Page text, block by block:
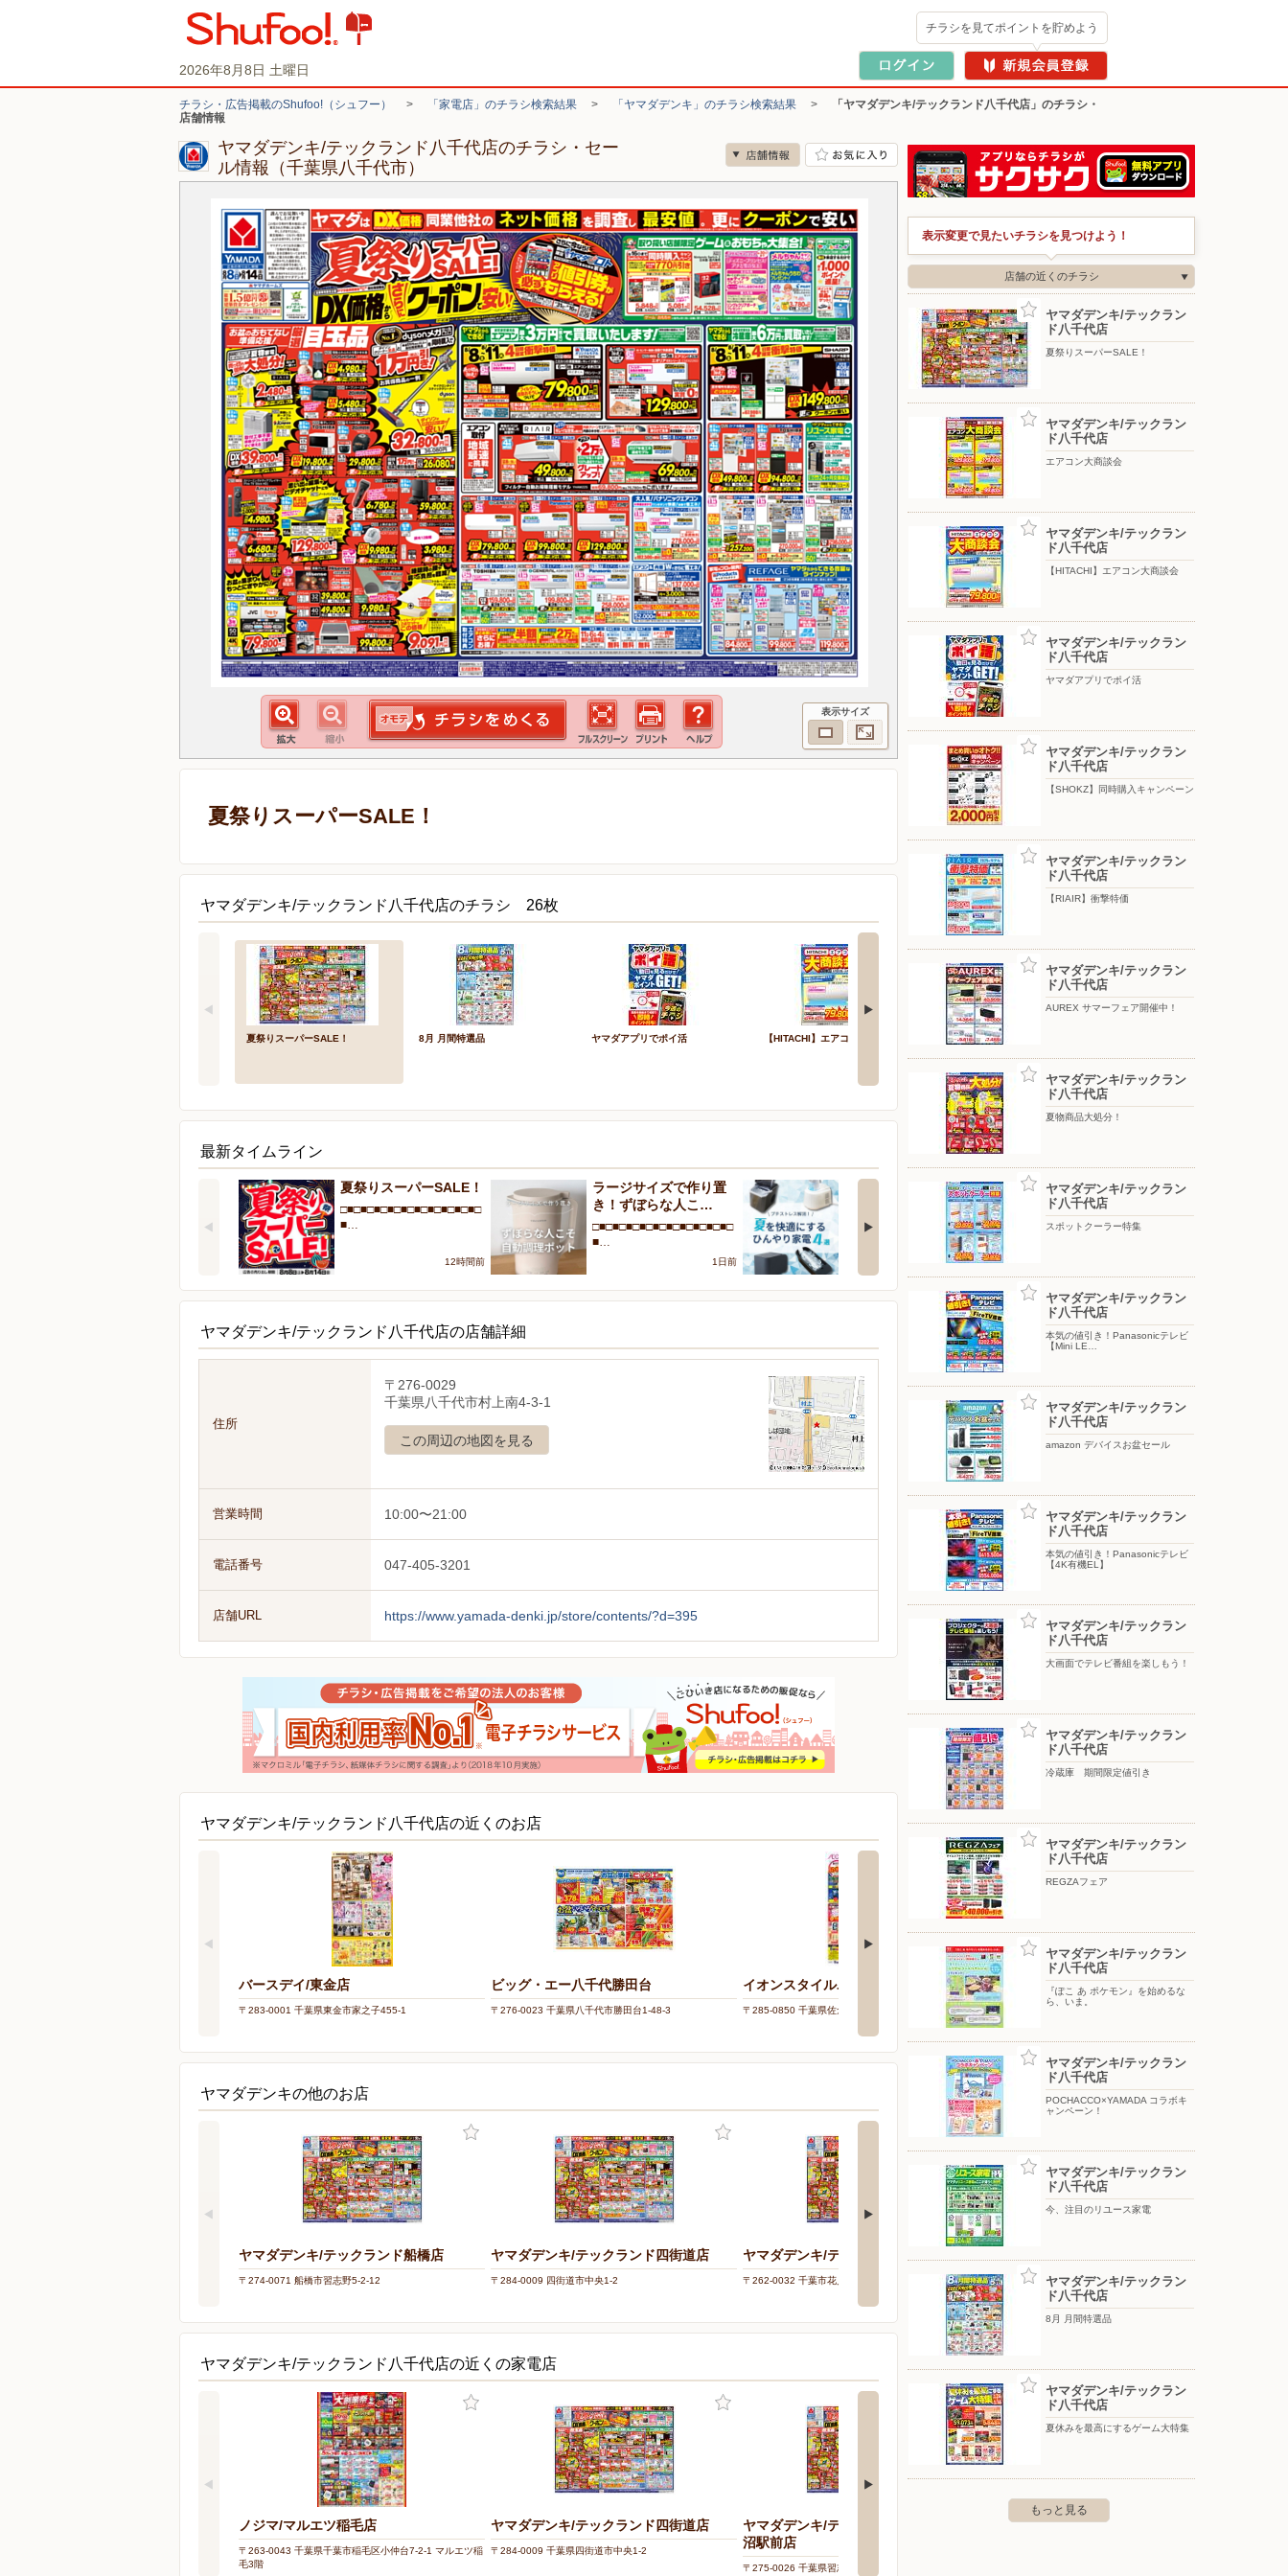
2026年8月8日 土曜日
チラシを見てポイントを貯めよう
チラシ・広告掲載のShufoo!（シュフー） > 「家電店」のチラシ検索結果 > 「ヤマダデンキ」のチラシ検索結果 >
「ヤマダデンキ/テックランド八千代店」のチラシ・
店舗情報
ヤマダデンキ/テックランド八千代店のチラシ・セー
ル情報（千葉県八千代市）
表示サイズ
夏祭りスーパーSALE！
ヤマダデンキ/テックランド八千代店のチラシ 26枚
夏祭りスーパーSALE！ 8月 月間特選品 ヤマダアプリでポイ活 【HITACHI】エアコン大商談会 エアコン大商談会
最新タイムライン
夏祭りスーパーSALE！
□■□■□■□■□■□■□■□■□■□■□
■…
12時間前
ラージサイズで作り置
き！ずぼらな人こ…
□■□■□■□■□■□■□■□■□■□■□
■…
1日前
プチストレス解消！夏
を快適にするひん…
□■□■□■□■□■□■□■□■□■□■□
4日前
Ankerの最新！水拭き
がすごいロボット…
□■□■□■□■□■□■□■□■□■□■□
ヤマダデンキ/テックランド八千代店の店舗詳細
住所
〒276-0029
千葉県八千代市村上南4-3-1
この周辺の地図を見る
営業時間 10:00〜21:00
電話番号 047-405-3201
店舗URL https://www.yamada-denki.jp/store/contents/?d=395
ヤマダデンキ/テックランド八千代店の近くのお店
バースデイ/東金店
〒283-0001 千葉県東金市家之子455-1
ビッグ・エー八千代勝田台
〒276-0023 千葉県八千代市勝田台1-48-3
イオンスタイルユーカリが丘
〒285-0850 千葉県佐倉市西ユーカリが丘6-12-3
東京靴流通センター/八千代台店
〒276-0031 千葉県八千代市八千代台北10-22-11
ヤマダデンキの他のお店
ヤマダデンキ/テックランド船橋店
〒274-0071 船橋市習志野5-2-12
ヤマダデンキ/テックランド四街道店
〒284-0009 四街道市中央1-2
ヤマダデンキ/テックランド幕張店
〒262-0032 千葉市花見川区幕張町2-7701
沼駅前店
〒275-0026 習志野市谷津7-7-1ロハル津田沼2Ｆ
ヤマダデンキ/テックランド八千代店の近くの家電店
ノジマ/マルエツ稲毛店
〒263-0043 千葉県千葉市稲毛区小仲台7-2-1 マルエツ稲
毛3階
ヤマダデンキ/テックランド四街道店
〒284-0009 千葉県四街道市中央1-2
ヤマダデンキ/テックランド ロハル津田
沼駅前店
〒275-0026 千葉県習志野市谷津7-7-1 ロハル津田沼2Ｆ
ヤマダデンキ/テックランド船橋店
表示変更で見たいチラシを見つけよう！
店舗の近くのチラシ
ヤマダデンキ/テックラン
ド八千代店
夏祭りスーパーSALE！
ヤマダデンキ/テックラン
ド八千代店
エアコン大商談会
ヤマダデンキ/テックラン
ド八千代店
【HITACHI】エアコン大商談会
ヤマダデンキ/テックラン
ド八千代店
ヤマダアプリでポイ活
ヤマダデンキ/テックラン
ド八千代店
【SHOKZ】同時購入キャンペーン
ヤマダデンキ/テックラン
ド八千代店
【RIAIR】衝撃特価
ヤマダデンキ/テックラン
ド八千代店
AUREX サマーフェア開催中！
ヤマダデンキ/テックラン
ド八千代店
夏物商品大処分！
ヤマダデンキ/テックラン
ド八千代店
スポットクーラー特集
ヤマダデンキ/テックラン
ド八千代店
本気の値引き！Panasonicテレビ
【Mini LE…
ヤマダデンキ/テックラン
ド八千代店
amazon デバイスお盆セール
ヤマダデンキ/テックラン
ド八千代店
本気の値引き！Panasonicテレビ
【4K有機EL】
ヤマダデンキ/テックラン
ド八千代店
大画面でテレビ番組を楽しもう！
ヤマダデンキ/テックラン
ド八千代店
冷蔵庫 期間限定値引き
ヤマダデンキ/テックラン
ド八千代店
REGZAフェア
ヤマダデンキ/テックラン
ド八千代店
『ぽこ あ ポケモン』を始めるな
ら、いま。
ヤマダデンキ/テックラン
ド八千代店
POCHACCO×YAMADA コラボキ
ャンペーン！
ヤマダデンキ/テックラン
ド八千代店
今、注目のリユース家電
ヤマダデンキ/テックラン
ド八千代店
8月 月間特選品
ヤマダデンキ/テックラン
ド八千代店
夏休みを最高にするゲーム大特集
もっと見る